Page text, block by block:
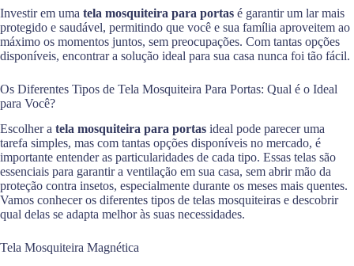
Investir em uma tela mosquiteira para portas é garantir um lar mais
protegido e saudável, permitindo que você e sua família aproveitem ao
máximo os momentos juntos, sem preocupações. Com tantas opções
disponíveis, encontrar a solução ideal para sua casa nunca foi tão fácil.
Os Diferentes Tipos de Tela Mosquiteira Para Portas: Qual é o Ideal
para Você?
Escolher a tela mosquiteira para portas ideal pode parecer uma
tarefa simples, mas com tantas opções disponíveis no mercado, é
importante entender as particularidades de cada tipo. Essas telas são
essenciais para garantir a ventilação em sua casa, sem abrir mão da
proteção contra insetos, especialmente durante os meses mais quentes.
Vamos conhecer os diferentes tipos de telas mosquiteiras e descobrir
qual delas se adapta melhor às suas necessidades.
Tela Mosquiteira Magnética